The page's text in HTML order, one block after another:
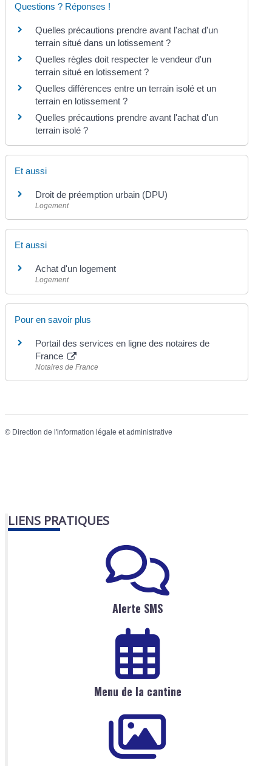
Questions ? Réponses !
Quelles précautions prendre avant l'achat d'un
terrain situé dans un lotissement ?
Quelles règles doit respecter le vendeur d'un
terrain situé en lotissement ?
Quelles différences entre un terrain isolé et un
terrain en lotissement ?
Quelles précautions prendre avant l'achat d'un
terrain isolé ?
Et aussi
Droit de préemption urbain (DPU)
Logement
Et aussi
Achat d'un logement
Logement
Pour en savoir plus
Portail des services en ligne des notaires de
France
Notaires de France
© Direction de l'information légale et administrative
LIENS PRATIQUES
Alerte SMS
Menu de la cantine